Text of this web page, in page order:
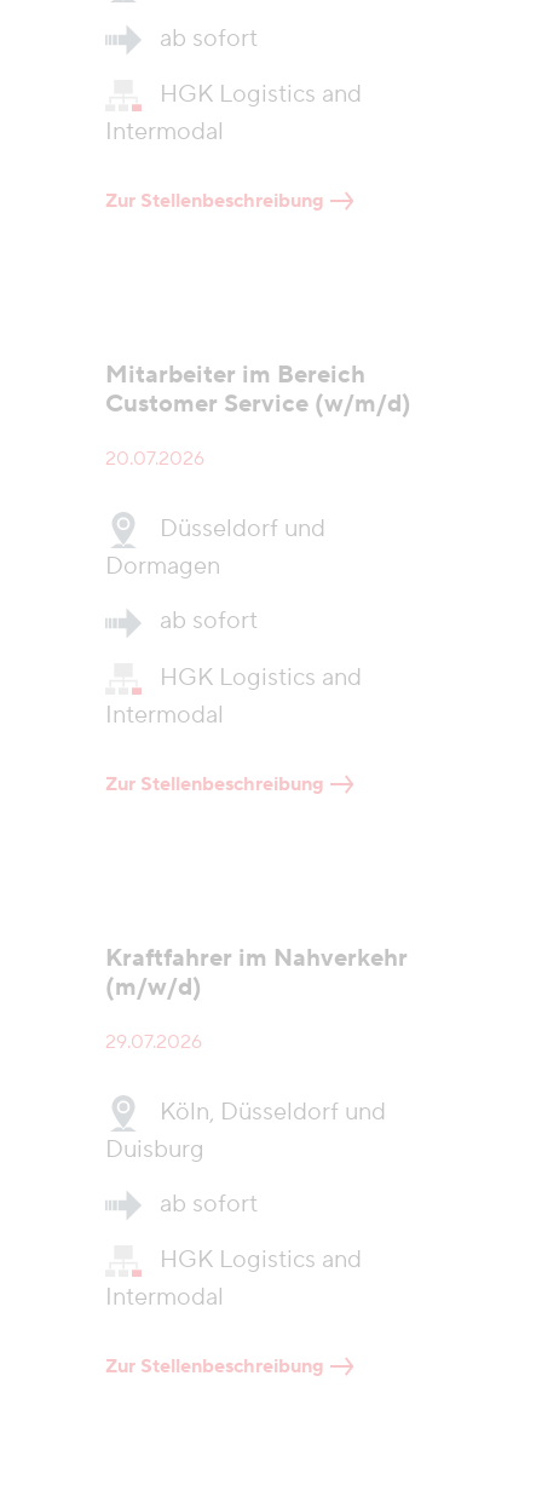
ab sofort
HGK Logistics and
Intermodal
Zur Stellenbeschreibung
Mitarbeiter im Bereich
Customer Service (w/m/d)
20.07.2026
Düsseldorf und
Dormagen
ab sofort
HGK Logistics and
Intermodal
Zur Stellenbeschreibung
Kraftfahrer im Nahverkehr
(m/w/d)
29.07.2026
Köln, Düsseldorf und
Duisburg
ab sofort
HGK Logistics and
Intermodal
Zur Stellenbeschreibung